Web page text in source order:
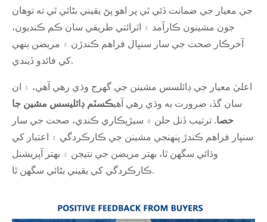
جي معيار جي ضمانت ڏئي ٿي پر اهو پڻ يقيني بڻائي ٿي ته توهان
جون مشينون ڪارآمد ۽ اثرائتي طريقي سان ڪم ڪنديون،
آخرڪار صحت جي سار سنڀال فراهم ڪندڙن ۽ مريضن ٻنهي
کي فائدو ڏيندي.
اعليٰ معيار جي ڊائلسس مشينن جي گهرج وڌي رهي آهي، ۽ ان
سان گڏ، ضرورت به وڌي رهي آهيڪسٽم ڊائليسس مشين جا
حصا. ترتيب ڏنل حلن ۾ سيڙپڪاري ڪندي، صحت جي سار
سنڀار فراهم ڪندڙ پنهنجي مشينن جي ڪارڪردگي ۽ اعتبار کي
وڌائي سگهن ٿا، بهتر مريضن جي نتيجن ۽ بهتر آپريشنل
ڪارڪردگي کي يقيني بڻائي سگهن ٿا.